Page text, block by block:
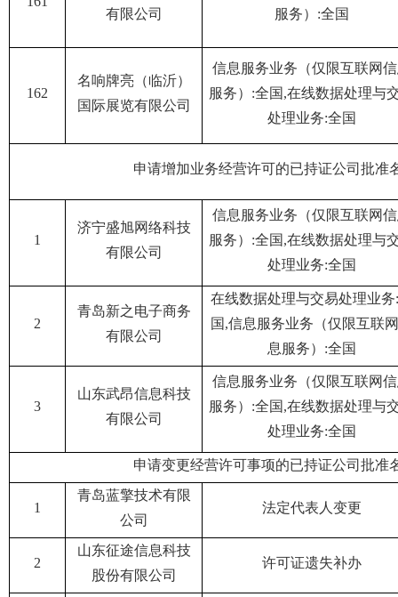
有限公司
服务）:全国
162
名响牌亮（临沂）
国际展览有限公司
信息服务业务（仅限互联网
服务）:全国,在线数据处理与
处理业务:全国
申请增加业务经营许可的已持证公司批准
1
济宁盛旭网络科技
有限公司
信息服务业务（仅限互联网
服务）:全国,在线数据处理与
处理业务:全国
2
青岛新之电子商务
有限公司
在线数据处理与交易处理业务
国,信息服务业务（仅限互联
息服务）:全国
3
山东武昂信息科技
有限公司
信息服务业务（仅限互联网
服务）:全国,在线数据处理与
处理业务:全国
申请变更经营许可事项的已持证公司批准
1
青岛蓝擎技术有限
公司
法定代表人变更
2
山东征途信息科技
股份有限公司
许可证遗失补办